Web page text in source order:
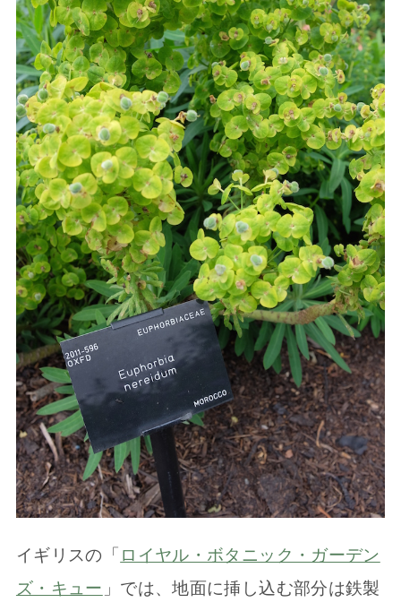
イギリスの「 ロイヤル・ボタニック・ガーデン
ズ・キュー 」では、地面に挿し込む部分は鉄製